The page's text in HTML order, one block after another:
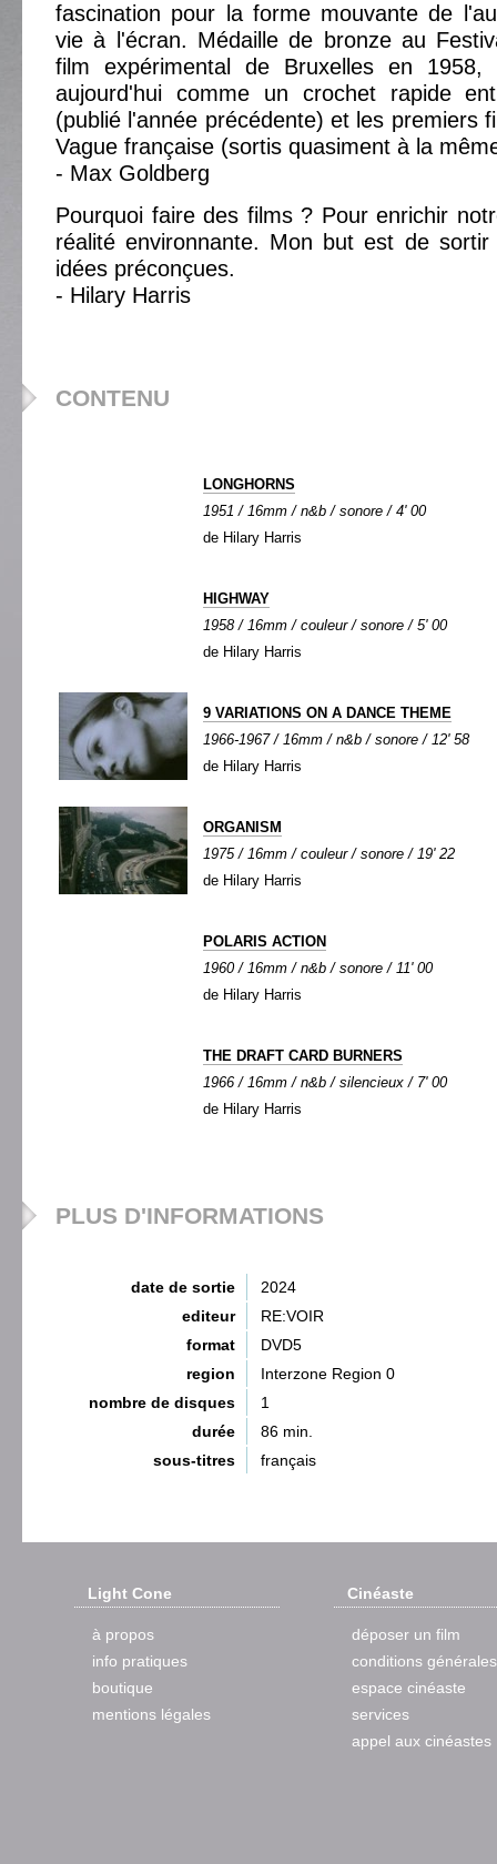
fascination pour la forme mouvante de
vie à l'écran. Médaille de bronze au
film expérimental de Bruxelles en 1958,
aujourd'hui comme un crochet rapide
(publié l'année précédente) et les premiers
Vague française (sortis quasiment à la
- Max Goldberg
Pourquoi faire des films ? Pour enrichir
réalité environnante. Mon but est de
idées préconçues.
- Hilary Harris
CONTENU
LONGHORNS
1951 / 16mm / n&b / sonore / 4' 00
de Hilary Harris
HIGHWAY
1958 / 16mm / couleur / sonore / 5' 00
de Hilary Harris
9 VARIATIONS ON A DANCE THEME
1966-1967 / 16mm / n&b / sonore / 12' 58
de Hilary Harris
ORGANISM
1975 / 16mm / couleur / sonore / 19' 22
de Hilary Harris
POLARIS ACTION
1960 / 16mm / n&b / sonore / 11' 00
de Hilary Harris
THE DRAFT CARD BURNERS
1966 / 16mm / n&b / silencieux / 7' 00
de Hilary Harris
PLUS D'INFORMATIONS
date de sortie
2024
editeur
RE:VOIR
format
DVD5
region
Interzone Region 0
nombre de disques
1
durée
86 min.
sous-titres
français
Light Cone
à propos
info pratiques
boutique
mentions légales
Cinéaste
déposer un film
conditions générales
espace cinéaste
services
appel aux cinéastes